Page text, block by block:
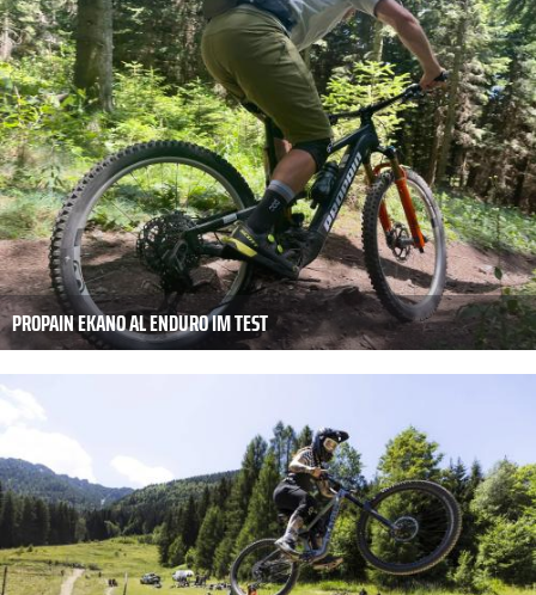
PROPAIN EKANO AL ENDURO IM TEST